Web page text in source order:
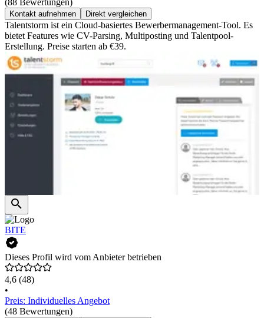
(88 Bewertungen)
Kontakt aufnehmen Direkt vergleichen
Talentstorm ist ein Cloud-basiertes Bewerbermanagement-Tool. Es
bietet Features wie CV-Parsing, Multiposting und Talentpool-
Erstellung. Preise starten ab €39.
BITE
Dieses Profil wird vom Anbieter betrieben
4,6 (48)
•
Preis: Individuelles Angebot
(48 Bewertungen)